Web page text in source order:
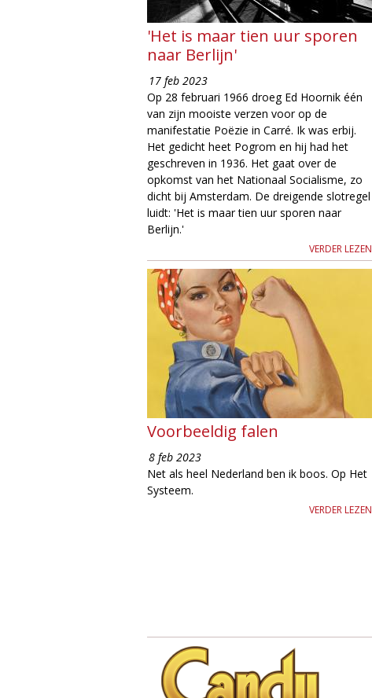
g
i
e
M
a
g
a
z
'Het is maar tien uur sporen
naar Berlijn'
17 feb 2023
Op 28 februari 1966 droeg Ed Hoornik één
van zijn mooiste verzen voor op de
manifestatie Poëzie in Carré. Ik was erbij.
Het gedicht heet Pogrom en hij had het
geschreven in 1936. Het gaat over de
opkomst van het Nationaal Socialisme, zo
dicht bij Amsterdam. De dreigende slotregel
luidt: 'Het is maar tien uur sporen naar
Berlijn.'
VERDER LEZEN
Voorbeeldig falen
8 feb 2023
Net als heel Nederland ben ik boos. Op Het
Systeem.
VERDER LEZEN